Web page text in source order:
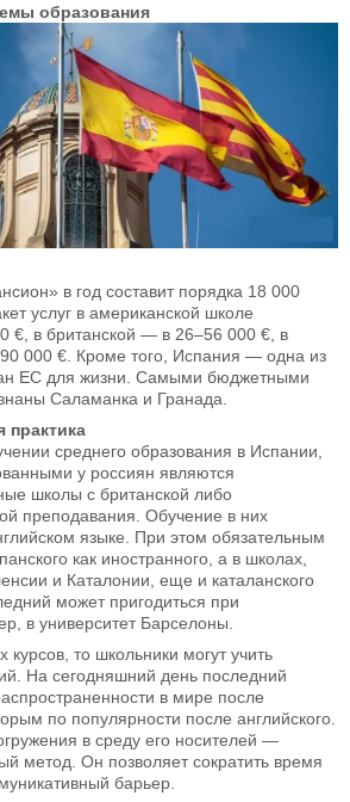
образования
в год составит порядка 18 000
услуг в американской школе
€, в британской — в 26–56 000 €, в
000 €. Кроме того, Испания — одна из
ЕС для жизни. Самыми бюджетными
Саламанка и Гранада.
практика
среднего образования в Испании,
у россиян являются
школы с британской либо
преподавания. Обучение в них
языке. При этом обязательным
как иностранного, а в школах,
и Каталонии, еще и каталанского
может пригодиться при
в университет Барселоны.
курсов, то школьники могут учить
На сегодняшний день последний
в мире после
по популярности после английского.
в среду его носителей —
метод. Он позволяет сократить время
барьер.